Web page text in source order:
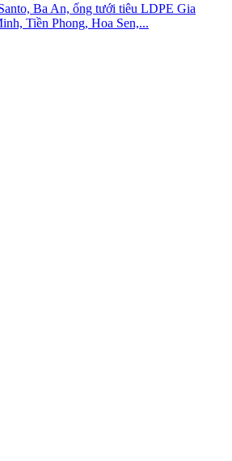
Ba An, ống tưới tiêu LDPE Gia
Tiền Phong, Hoa Sen,...